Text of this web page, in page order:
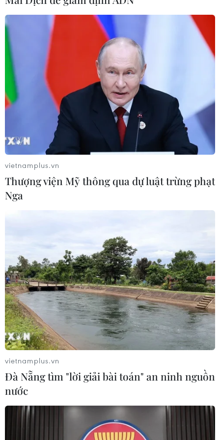
Phía Nam châu Phi tăng cường phối
hợp ngăn chặn dịch Ebola
19/07/2026 01:03
Điều gì tạo nên niềm tin khi lựa chọn
dinh dưỡng đầu đời cho trẻ?
18/07/2026 01:00
Phân bổ ngân sách chăm sóc sức
khỏe và dân số: Ưu tiên các địa bàn
khó khăn
Đà Nẵng tổ chức Lễ hội Sâm Ngọc
Linh 2026: Cam kết 100% sâm thật
17/07/2026 06:09
Tìm ra cơ chế gây bệnh ung thư
xương hiếm gặp
17/07/2026 01:05
vietnamplus.vn
Thượng viện Mỹ thông qua dự luật trừng phạt
Nga
vietnamplus.vn
Đà Nẵng tìm "lời giải bài toán" an ninh nguồn
nước